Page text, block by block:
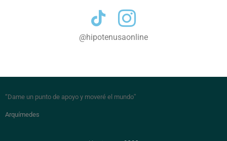
@hipotenusaonline
“Dame un punto de apoyo y moveré el mundo”
Arquímedes